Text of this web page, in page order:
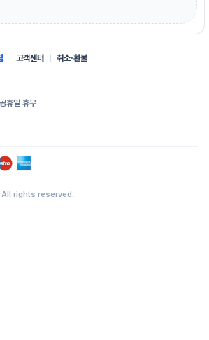
고객센터 취소·환불
휴일 휴무
rights reserved.